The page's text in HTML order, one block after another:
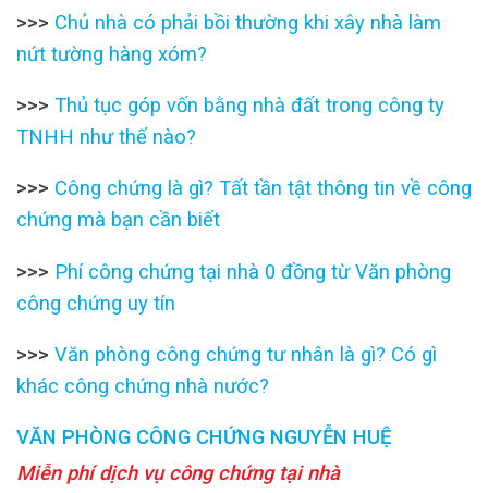
>>> Chủ nhà có phải bồi thường khi xây nhà làm
nứt tường hàng xóm?
>>> Thủ tục góp vốn bằng nhà đất trong công ty
TNHH như thế nào?
>>> Công chứng là gì? Tất tần tật thông tin về công
chứng mà bạn cần biết
>>> Phí công chứng tại nhà 0 đồng từ Văn phòng
công chứng uy tín
>>> Văn phòng công chứng tư nhân là gì? Có gì
khác công chứng nhà nước?
VĂN PHÒNG CÔNG CHỨNG NGUYỄN HUỆ
Miễn phí dịch vụ công chứng tại nhà